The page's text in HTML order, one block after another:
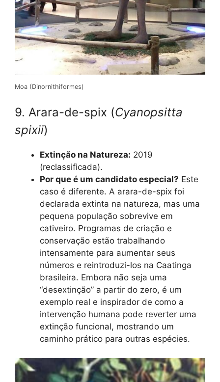
Moa (Dinornithiformes)
9. Arara-de-spix (Cyanopsitta
spixii)
Extinção na Natureza: 2019
(reclassificada).
Por que é um candidato especial? Este
caso é diferente. A arara-de-spix foi
declarada extinta na natureza, mas uma
pequena população sobrevive em
cativeiro. Programas de criação e
conservação estão trabalhando
intensamente para aumentar seus
números e reintroduzi-los na Caatinga
brasileira. Embora não seja uma
“desextinção” a partir do zero, é um
exemplo real e inspirador de como a
intervenção humana pode reverter uma
extinção funcional, mostrando um
caminho prático para outras espécies.